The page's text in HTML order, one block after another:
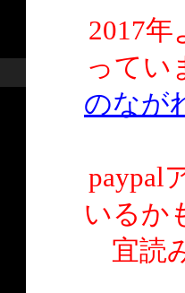
2017
ってい
のなが
paypal
いるか
宜読